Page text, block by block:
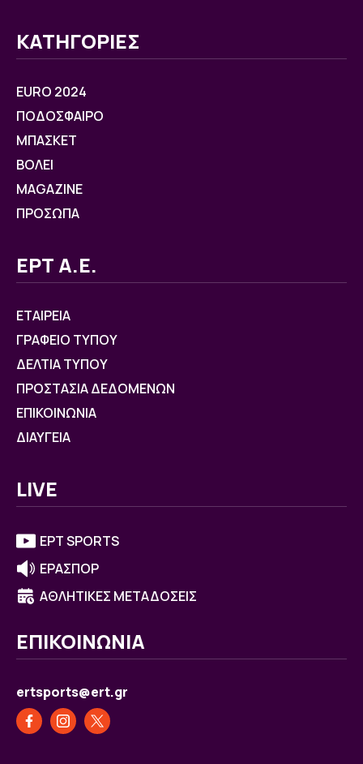
ΚΑΤΗΓΟΡΙΕΣ
EURO 2024
ΠΟΔΟΣΦΑΙΡΟ
ΜΠΑΣΚΕΤ
ΒOΛΕΙ
MAGAZINE
ΠΡΟΣΩΠΑ
ΕΡΤ Α.Ε.
ΕΤΑΙΡΕΙΑ
ΓΡΑΦΕΙΟ ΤΥΠΟΥ
ΔΕΛΤΙΑ ΤΥΠΟΥ
ΠΡΟΣΤΑΣΙΑ ΔΕΔΟΜΕΝΩΝ
ΕΠΙΚΟΙΝΩΝΙΑ
ΔΙΑΥΓΕΙΑ
LIVE
ΕΡΤ SPORTS
ΕΡΑΣΠΟΡ
ΑΘΛΗΤΙΚΕΣ ΜΕΤΑΔΟΣΕΙΣ
ΕΠΙΚΟΙΝΩΝΙΑ
ertsports@ert.gr